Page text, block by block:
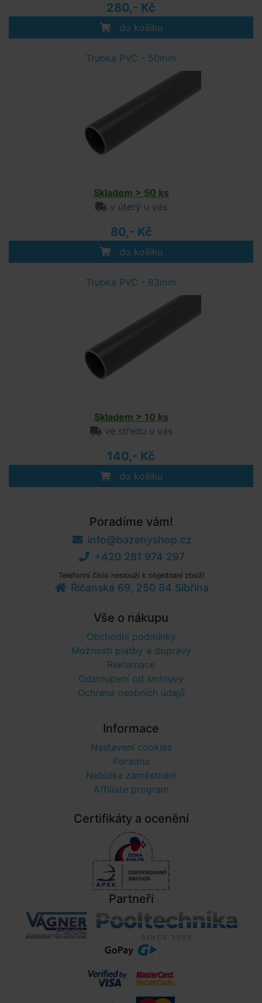
280,- Kč
do košíku
Trubka PVC - 50mm
Skladem > 50 ks
v úterý u vás
80,- Kč
do košíku
Trubka PVC - 63mm
Skladem > 10 ks
ve středu u vás
140,- Kč
do košíku
Poradíme vám!
info@bazenyshop.cz
+420 281 974 297
Telefonní číslo neslouží k objednaní zboží
Říčanská 69, 250 84 Sibřina
Vše o nákupu
Obchodní podmínky
Možnosti platby a dopravy
Reklamace
Odstoupení od smlouvy
Ochrana osobních údajů
Informace
Nastavení cookies
Poradna
Nabídka zaměstnání
Affiliate program
Certifikáty a ocenění
Partneři